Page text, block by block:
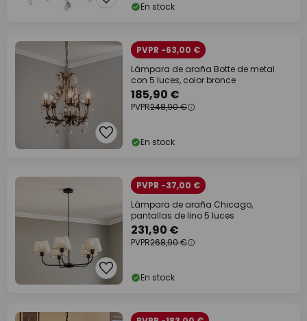
En stock
PVPR -63,00 €
Lámpara de araña Botte de metal
con 5 luces, color bronce
185,90 €
PVPR248,90 €
En stock
PVPR -37,00 €
Lámpara de araña Chicago,
pantallas de lino 5 luces
231,90 €
PVPR268,90 €
En stock